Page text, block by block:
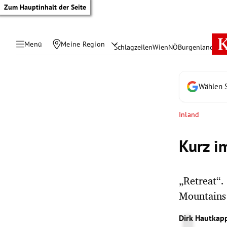
Zum Hauptinhalt der Seite
Menü Meine Region SchlagzeilenWienNÖBurgenland
Wählen
Inland
Kurz
Dirk